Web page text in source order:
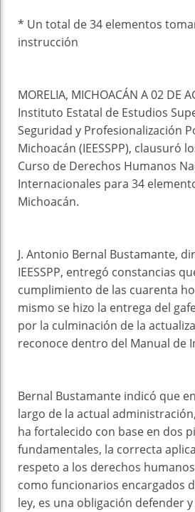
* Un total de 34 elementos
instrucción
MORELIA, MICHOACÁN A 02 DE
Instituto Estatal de Estudios
Seguridad y Profesionalización
Michoacán (IEESSPP), clausuró
Curso de Derechos Humanos
Internacionales para 34
Michoacán.
J. Antonio Bernal Bustamante,
IEESSPP, entregó constancias
cumplimiento de las cuarenta
mismo se hizo la entrega del
por la culminación de la
reconoce dentro del Manual de
Bernal Bustamante indicó que en
largo de la actual
ha fortalecido con base en dos
fundamentales, la correcta
respeto a los derechos
como funcionarios encargados
ley, es una obligación defender